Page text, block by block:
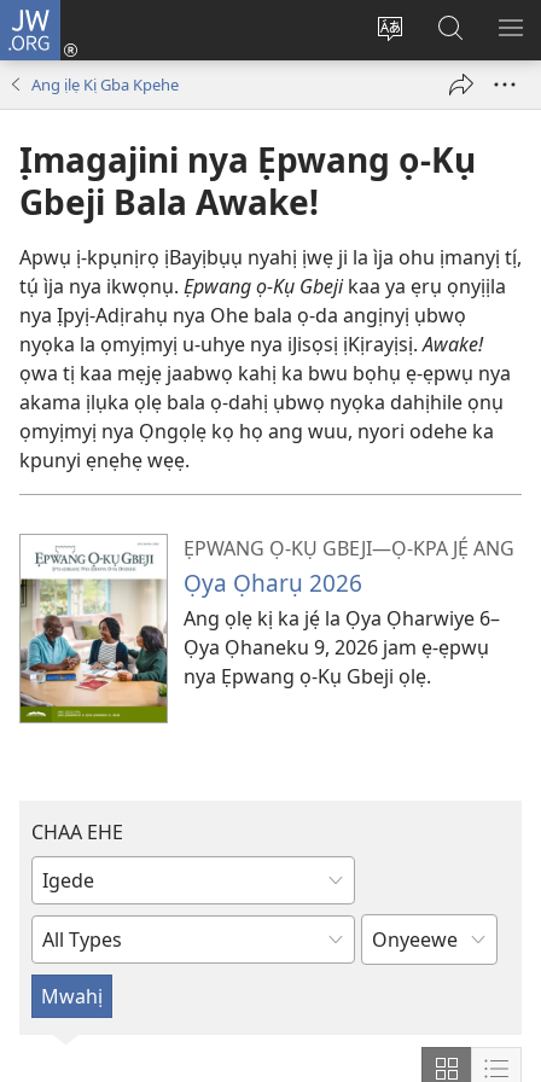
JW.ORG
Yẹ
ọlẹ
da
Ka
window)
Mwahị
ẹ-
ẹpwụ
JW.ORG
MẸ
Ang ịlẹ Kị Gba Kpehe
Ịmagajini nya Ẹpwang ọ-Kụ
Gbeji Bala Awake!
Apwụ ị-kpụnịrọ ịBayịbụụ nyahị ịwẹ ji la ìja ohu ịmanyị tị́,
tụ́ ìja nya ikwọnụ. Ẹpwang ọ-Kụ Gbejikaa ya ẹrụ ọnyịịla
nya Ịpyị-Adịrahụ nya Ohe bala ọ-da angịnyị ụbwọ
nyọka la ọmyịmyị u-uhye nya iJisọsị ịKịrayịsị.Awake!
ọwa tị kaa mẹjẹ jaabwọ kahị ka bwu bọhụ ẹ-ẹpwụ nya
akama ịlụka ọlẹ bala ọ-dahị ụbwọ nyọka dahịhile ọnụ
ọmyịmyị nya Ọngọlẹ kọ họ ang wuu, nyori odehe ka
kpunyi ẹnẹhẹ wẹẹ.
ẸPWANG Ọ-KỤ GBEJI—Ọ-KPA JẸ́ ANG
Ọya Ọharụ 2026
Ang ọlẹ kị ka jẹ́ la Ọya Ọharwiye 6–
Ọya Ọhaneku 9, 2026 jam ẹ-ẹpwụ
nya Ẹpwang ọ-Kụ Gbeji ọlẹ.
CHAA EHE
Da
lee
chụ
òja
Da
lee
chụ